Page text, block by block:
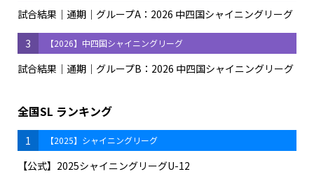
試合結果｜通期｜グループA：2026 中四国シャイニングリーグ
3 【2026】中四国シャイニングリーグ
試合結果｜通期｜グループB：2026 中四国シャイニングリーグ
全国SL ランキング
1 【2025】シャイニングリーグ
【公式】2025シャイニングリーグU-12